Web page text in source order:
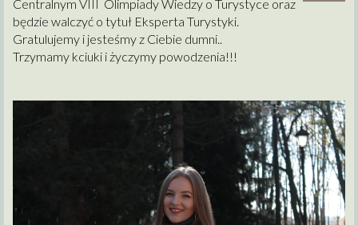
Centralnym VIII Olimpiady Wiedzy o Turystyce oraz
będzie walczyć o tytuł Eksperta Turystyki.
Gratulujemy i jesteśmy z Ciebie dumni..
Trzymamy kciuki i życzymy powodzenia!!!